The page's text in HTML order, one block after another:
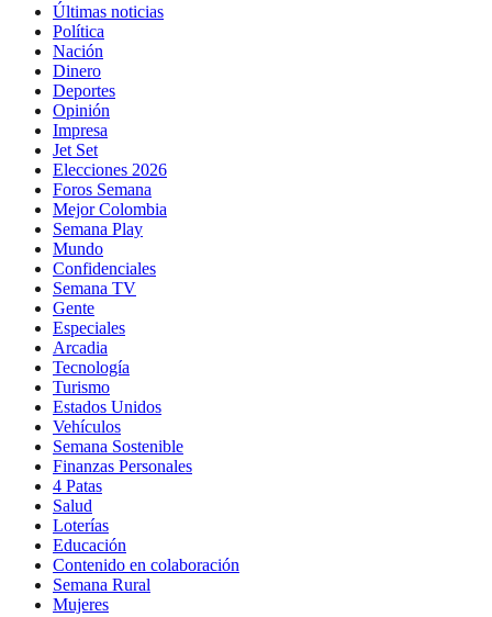
Últimas noticias
Política
Nación
Dinero
Deportes
Opinión
Impresa
Jet Set
Elecciones 2026
Foros Semana
Mejor Colombia
Semana Play
Mundo
Confidenciales
Semana TV
Gente
Especiales
Arcadia
Tecnología
Turismo
Estados Unidos
Vehículos
Semana Sostenible
Finanzas Personales
4 Patas
Salud
Loterías
Educación
Contenido en colaboración
Semana Rural
Mujeres